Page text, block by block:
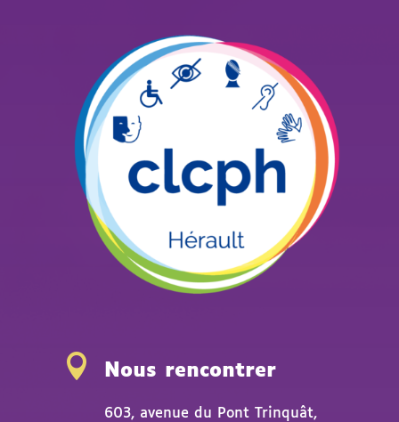
 Nous rencontrer
603, avenue du Pont Trinquât,